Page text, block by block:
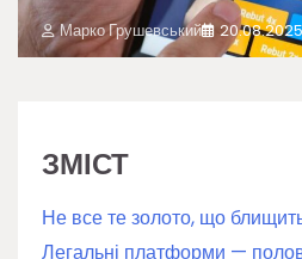
Марко Грушевський 20.08.2025
ЗМІСТ
Не все те золото, що
Легальні платформи —